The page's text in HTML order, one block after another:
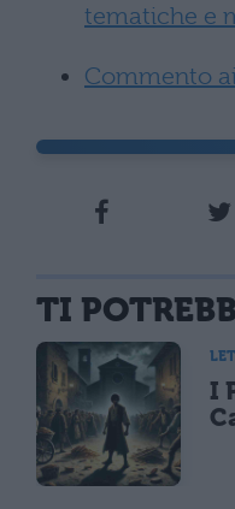
tematiche e
Commento
TI
I